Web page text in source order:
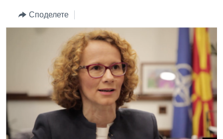
НАУКА
УМЕТНОСТ И ЗАБАВА
НАКУСО...Споделете